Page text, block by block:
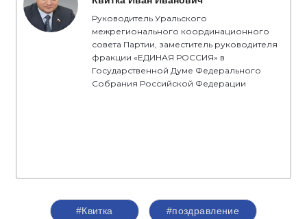
Руководитель Уральского
межрегионального координационного
совета Партии, заместитель руководителя
фракции «ЕДИНАЯ РОССИЯ» в
Государственной Думе Федерального
Собрания Российской Федерации
#Квитка #поздравление